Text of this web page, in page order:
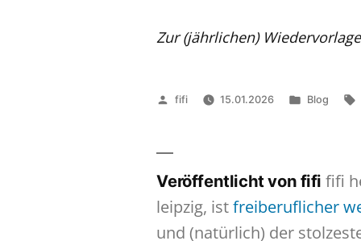
Zur (jährlichen)
Veröffentlicht
fifi 15.01.2026 Blog
Veröffentlicht von fifi fifi
leipzig, istfreiberuflicher
und (natürlich) der